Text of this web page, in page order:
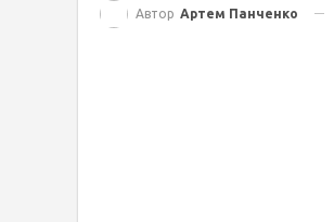
Автор Артем Панченко